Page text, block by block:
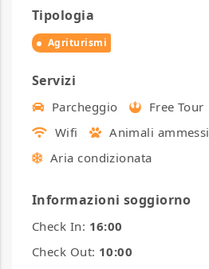
Tipologia
Agriturismi
Servizi
Parcheggio Free Tour
Wifi
Animali ammessi
Aria condizionata
Informazioni soggiorno
Check In: 16:00
Check Out: 10:00